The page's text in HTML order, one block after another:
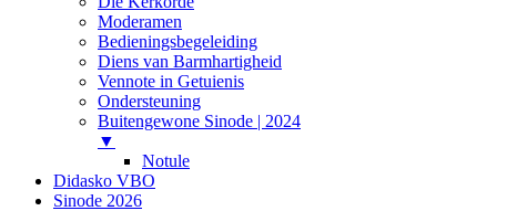
Moderamen
Bedieningsbegeleiding
Diens van Barmhartigheid
Vennote in Getuienis
Ondersteuning
Buitengewone Sinode | 2024
▼
Notule
Didasko VBO
Sinode 2026